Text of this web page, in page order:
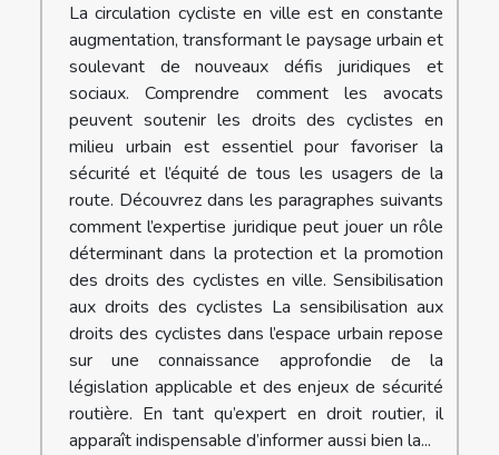
La circulation cycliste en ville est en constante
augmentation, transformant le paysage urbain et
soulevant de nouveaux défis juridiques et
sociaux. Comprendre comment les avocats
peuvent soutenir les droits des cyclistes en
milieu urbain est essentiel pour favoriser la
sécurité et l’équité de tous les usagers de la
route. Découvrez dans les paragraphes suivants
comment l’expertise juridique peut jouer un rôle
déterminant dans la protection et la promotion
des droits des cyclistes en ville. Sensibilisation
aux droits des cyclistes La sensibilisation aux
droits des cyclistes dans l’espace urbain repose
sur une connaissance approfondie de la
législation applicable et des enjeux de sécurité
routière. En tant qu’expert en droit routier, il
apparaît indispensable d’informer aussi bien la...